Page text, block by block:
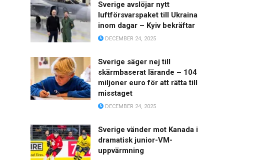
Sverige avslöjar nytt
luftförsvarspaket till Ukraina
inom dagar – Kyiv bekräftar
DECEMBER 24, 2025
Sverige säger nej till
skärmbaserat lärande – 104
miljoner euro för att rätta till
misstaget
DECEMBER 24, 2025
Sverige vänder mot Kanada i
dramatisk junior-VM-
uppvärmning